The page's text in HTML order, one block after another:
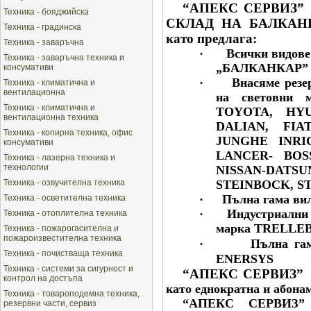
Техника - бояджийска
Техника - градинска
Техника - заваръчна
Техника - заваръчна техника и
консумативи
Техника - климатична и
вентилационна
Техника - климатична и
вентилационна техника
Техника - копирна техника, офис
консумативи
Техника - лазерна техника и
технологии
Техника - озвучителна техника
Техника - осветителна техника
Техника - отоплителна техника
Техника - пожарогасителна и
пожароизвестителна техника
Техника - почистваща техника
Техника - системи за сигурност и
контрол на достъпа
Техника - товароподемна техника,
резервни части, сервиз
“АПЕКС СЕРВИЗ”
СКЛАД НА
като предлага:
·
Всички
„БАЛКАНКАР”
·
Внасяме
на световни
TOYOTA,
DALIAN,
JUNGHE
LANCER-
NISSAN-
STEINBOCK,
·
Пълна гама
·
марка
·
Пълна
ENERSYS
“АПЕКС СЕРВИЗ”
като еднократна и
“АПЕКС